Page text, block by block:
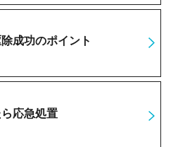
成功のポイント
応急処置